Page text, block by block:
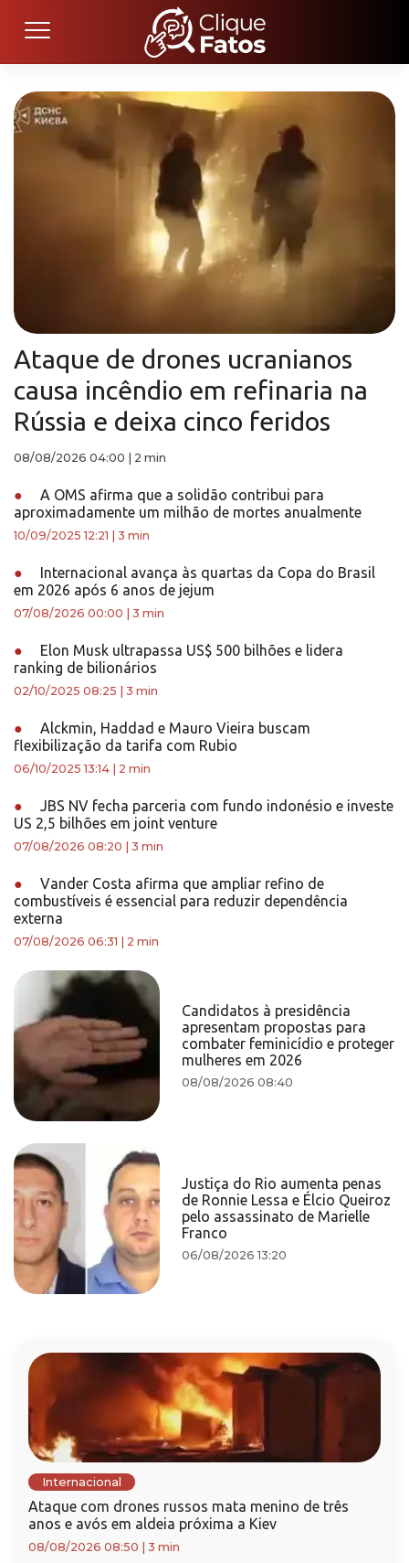
Ataque de drones ucranianos
causa incêndio em refinaria na
Rússia e deixa cinco feridos
08/08/2026 04:00 2 min
●
A OMS afirma que a solidão contribui para
aproximadamente um milhão de mortes anualmente
10/09/2025 12:21 3 min
●
Internacional avança às quartas da Copa do Brasil
em 2026 após 6 anos de jejum
07/08/2026 00:00 3 min
●
Elon Musk ultrapassa US$ 500 bilhões e lidera
ranking de bilionários
02/10/2025 08:25 3 min
●
Alckmin, Haddad e Mauro Vieira buscam
flexibilização da tarifa com Rubio
06/10/2025 13:14 2 min
●
JBS NV fecha parceria com fundo indonésio e investe
US 2,5 bilhões em joint venture
07/08/2026 08:20 3 min
●
Vander Costa afirma que ampliar refino de
combustíveis é essencial para reduzir dependência
externa
07/08/2026 06:31 2 min
Candidatos à presidência
apresentam propostas para
combater feminicídio e proteger
mulheres em 2026
08/08/2026 08:40
Justiça do Rio aumenta penas
de Ronnie Lessa e Élcio Queiroz
pelo assassinato de Marielle
Franco
06/08/2026 13:20
Internacional
Ataque com drones russos mata menino de três
anos e avós em aldeia próxima a Kiev
08/08/2026 08:50 3 min